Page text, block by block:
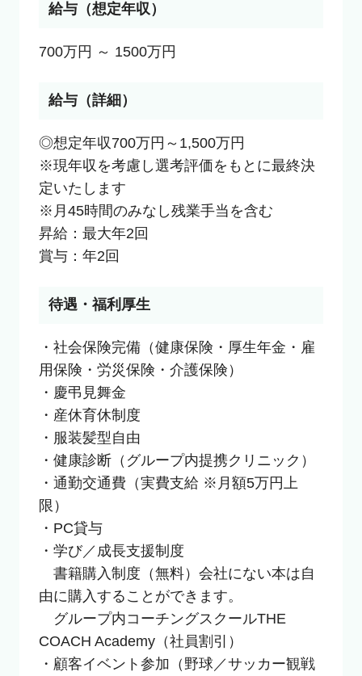
給与（想定年収）
700万円 ～ 1500万円
給与（詳細）
◎想定年収700万円～1,500万円
※現年収を考慮し選考評価をもとに最終決
定いたします
※月45時間のみなし残業手当を含む
昇給：最大年2回
賞与：年2回
待遇・福利厚生
・社会保険完備（健康保険・厚生年金・雇
用保険・労災保険・介護保険）
・慶弔見舞金
・産休育休制度
・服装髪型自由
・健康診断（グループ内提携クリニック）
・通勤交通費（実費支給 ※月額5万円上
限）
・PC貸与
・学び／成長支援制度
書籍購入制度（無料）会社にない本は自
由に購入することができます。
グループ内コーチングスクールTHE
COACH Academy（社員割引）
・顧客イベント参加（野球／サッカー観戦